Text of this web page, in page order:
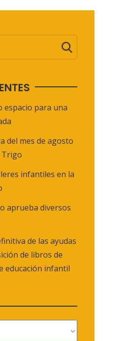
espacio para una
del mes de agosto
Trigo
infantiles en la
aprueba diversos
de las ayudas
de libros de
educación infantil